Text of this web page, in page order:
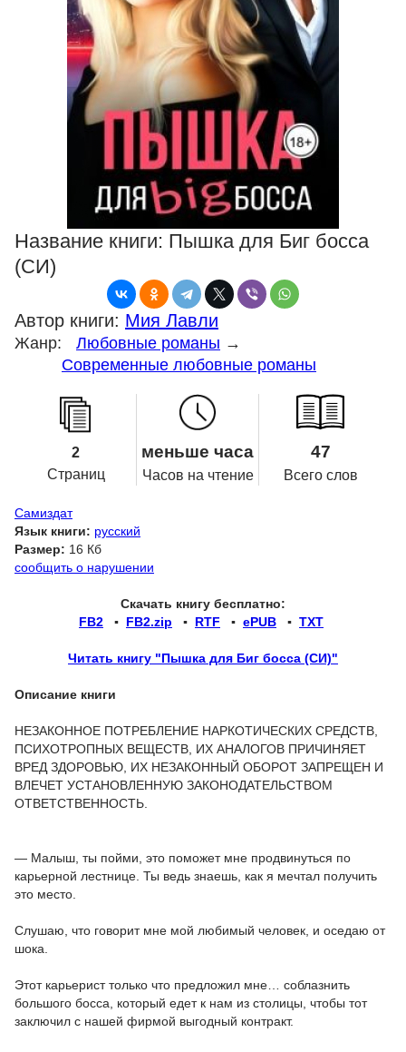
Название книги: Пышка для Биг босса
(СИ)
Автор книги: Мия Лавли
Жанр: Любовные романы →
Современные любовные романы
2
Страниц
меньше часа
Часов на чтение
47
Всего слов
Самиздат
Язык книги: русский
Размер: 16 Кб
сообщить о нарушении
Скачать книгу бесплатно:
FB2 ▪ FB2.zip ▪ RTF ▪ ePUB ▪ TXT
Читать книгу "Пышка для Биг босса (СИ)"
Описание книги
НЕЗАКОННОЕ ПОТРЕБЛЕНИЕ НАРКОТИЧЕСКИХ СРЕДСТВ,
ПСИХОТРОПНЫХ ВЕЩЕСТВ, ИХ АНАЛОГОВ ПРИЧИНЯЕТ
ВРЕД ЗДОРОВЬЮ, ИХ НЕЗАКОННЫЙ ОБОРОТ ЗАПРЕЩЕН И
ВЛЕЧЕТ УСТАНОВЛЕННУЮ ЗАКОНОДАТЕЛЬСТВОМ
ОТВЕТСТВЕННОСТЬ.
— Малыш, ты пойми, это поможет мне продвинуться по
карьерной лестнице. Ты ведь знаешь, как я мечтал получить
это место.
Слушаю, что говорит мне мой любимый человек, и оседаю от
шока.
Этот карьерист только что предложил мне… соблазнить
большого босса, который едет к нам из столицы, чтобы тот
заключил с нашей фирмой выгодный контракт.